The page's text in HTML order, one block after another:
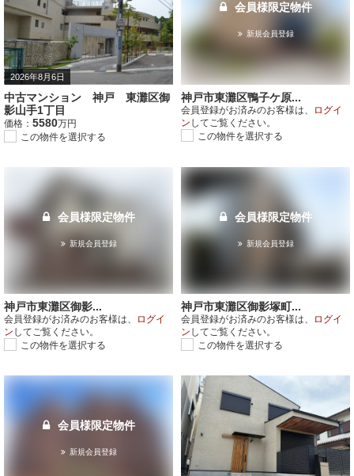
2026年8月6日
中古マンション 神戸 東灘区御
影山手1丁目
価格： 5580万円
この物件を選択する
会員様限定物件
新規会員登録
神戸市東灘区鴨子ケ原...
会員登録がお済みのお客様は、
ログイ
ン してご覧ください。
この物件を選択する
会員様限定物件
新規会員登録
神戸市東灘区御影...
会員登録がお済みのお客様は、
ログイ
ン してご覧ください。
この物件を選択する
会員様限定物件
新規会員登録
神戸市東灘区御影塚町...
会員登録がお済みのお客様は、
ログイ
ン してご覧ください。
この物件を選択する
会員様限定物件
新規会員登録